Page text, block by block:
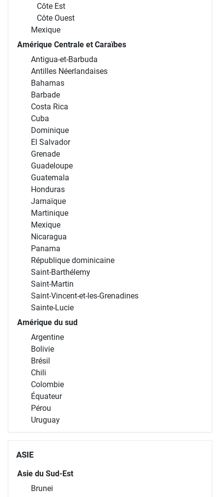
Côte Est
Côte Ouest
Mexique
Amérique Centrale et Caraïbes
Antigua-et-Barbuda
Antilles Néerlandaises
Bahamas
Barbade
Costa Rica
Cuba
Dominique
El Salvador
Grenade
Guadeloupe
Guatemala
Honduras
Jamaïque
Martinique
Mexique
Nicaragua
Panama
République dominicaine
Saint-Barthélemy
Saint-Martin
Saint-Vincent-et-les-Grenadines
Sainte-Lucie
Amérique du sud
Argentine
Bolivie
Brésil
Chili
Colombie
Équateur
Pérou
Uruguay
ASIE
Asie du Sud-Est
Brunei